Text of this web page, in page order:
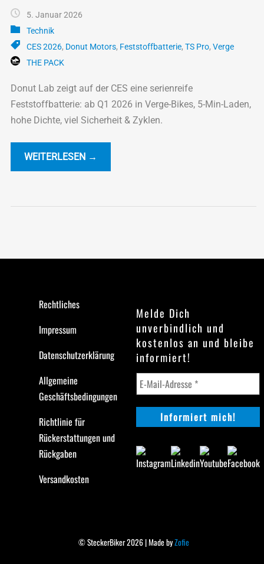
5. Januar 2026
Technik
CES 2026, Donut Motors, Feststoffbatterie, TS Pro, Verge
THE PACK
Donut Lab zeigt auf der CES eine serienreife
Feststoffbatterie: ab Q1 2026 in Verge-Bikes, 5-Min-Laden,
hohe Dichte, viel Sicherheit & Zyklen.
WEITERLESEN →
Rechtliches
Impressum
Datenschutzerklärung
Allgemeine
Geschäftsbedingungen
Richtlinie für
Rückerstattungen und
Rückgaben
Versandkosten
Melde Dich
unverbindlich und
kostenlos an und bleibe
informiert!
© SteckerBiker 2026 | Made byZofie